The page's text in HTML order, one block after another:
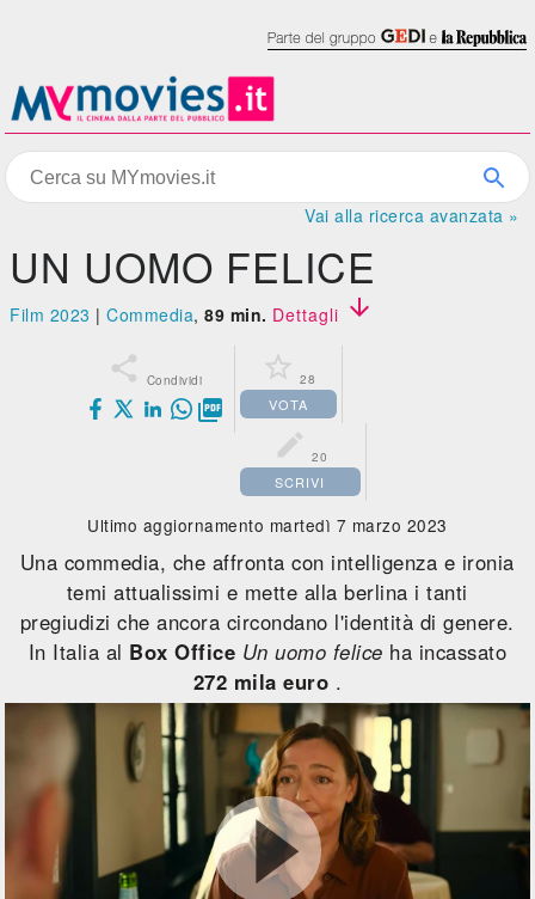
Vai alla ricerca avanzata »
UN UOMO FELICE
Film 2023 |Commedia,89 min. Dettagli 
 Condividi

 28
VOTA
 20
SCRIVI
Ultimo aggiornamento martedì 7 marzo 2023
Una commedia, che affronta con intelligenza e ironia
temi attualissimi e mette alla berlina i tanti
pregiudizi che ancora circondano l'identità di genere.
In Italia al Box Office Un uomo felice ha incassato
272 mila euro .